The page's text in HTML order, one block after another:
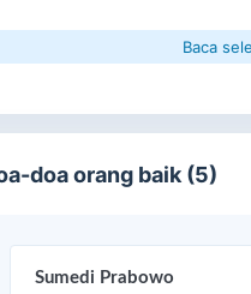
donasi yang Anda berikan
serta memenuhi
wujudkan akses air bersih
Salurkan wakaf terbaik Anda
Baca
doa orang baik (5)
Sumedi Prabowo